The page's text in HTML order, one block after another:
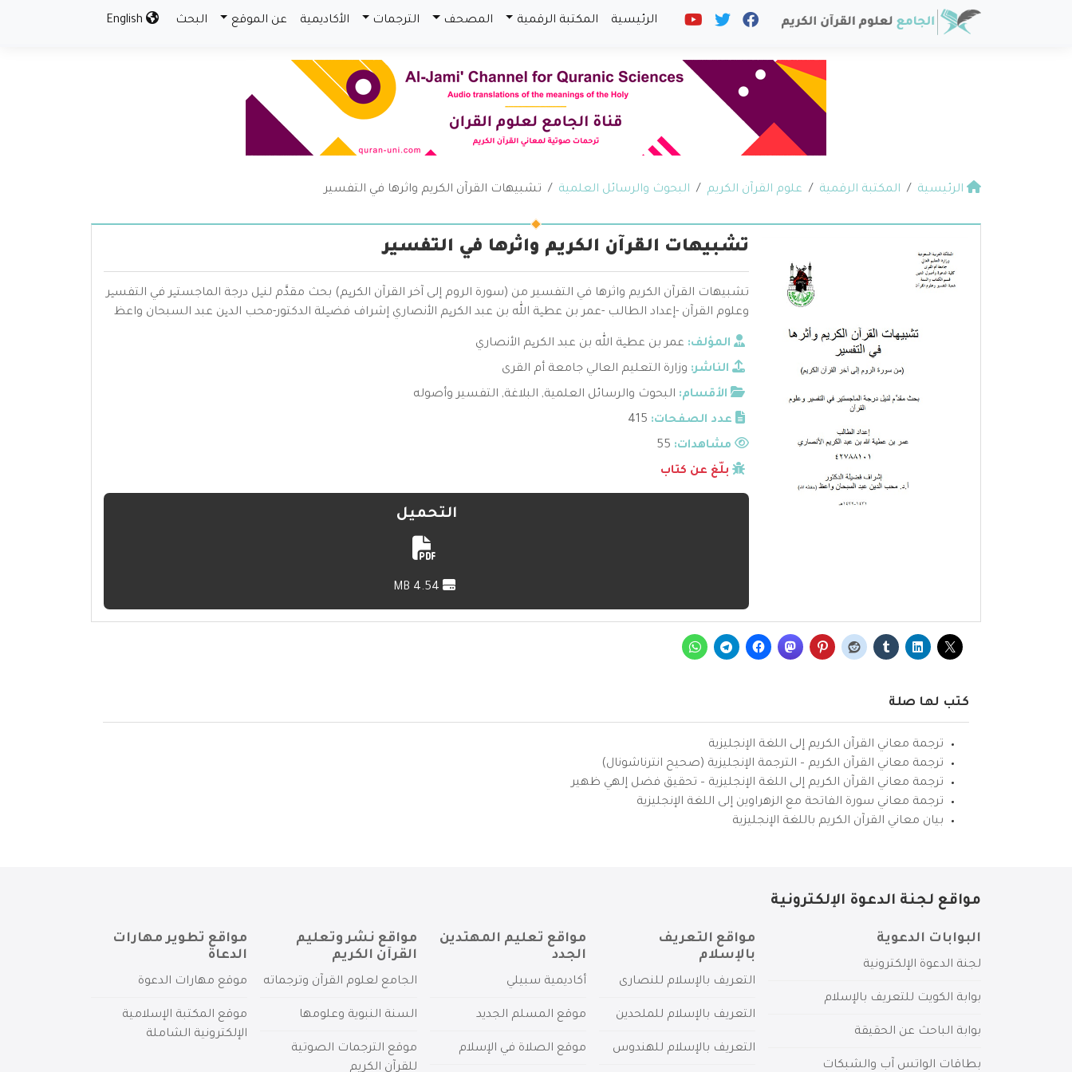
الرئيسية المكتبة الرقمية المصحف الترجمات الأكاديمية عن الموقع البحث
الرئيسية المكتبة الرقمية علوم القرآن الكريم البحوث والرسائل العلمية تشبيهات القرآن الكريم واثرها في التفسير
تشبيهات القرآن الكريم واثرها في التفسير
تشبيهات القرآن الكريم واثرها في التفسير من (سورة الروم إلى آخر القرآن الكریم) بحث مقدَّم لنیل درجة الماجستیر في التفسیر
وعلوم القرآن -إعداد الطالب -عمر بن عطیة الله بن عبد الكریم الأنصاري إشراف فضیلة الدكتور-محب الدین عبد السبحان واعظ
المؤلف: عمر بن عطیة الله بن عبد الكریم الأنصاري
الناشر: وزارة التعليم العالي جامعة أم القرى
الأقسام: البحوث والرسائل العلمية, البلاغة, التفسير وأصوله
عدد الصفحات: 415
مشاهدات:
بلّغ عن كتاب
التحميل
كتب لها صلة
ترجمة معاني القرآن الكريم إلى اللغة الإنجليزية
ترجمة معاني القرآن الكريم – الترجمة الإنجليزية (صحيح انترناشونال)
ترجمة معاني القرآن الكريم إلى اللغة الإنجليزية – تحقيق فضل إلهي ظهير
ترجمة معاني سورة الفاتحة مع الزهراوين إلى اللغة الإنجليزية
بيان معاني القرآن الكريم باللغة الإنجليزية
مواقع لجنة الدعوة الإلكترونية
البوابات الدعوية
لجنة الدعوة الإلكترونية
بوابة الكويت للتعريف بالإسلام
بوابة الباحث عن الحقيقة
بطاقات الواتس آب والشبكات
مواقع التعريف
بالإسلام
التعريف بالإسلام للنصارى
التعريف بالإسلام للملحدين
التعريف بالإسلام للهندوس
مواقع تعليم المهتدين
الجدد
أكاديمية سبيلي
موقع المسلم الجديد
موقع الصلاة في الإسلام
مواقع نشر وتعليم
القرآن الكريم
الجامع لعلوم القرآن وترجماته
السنة النبوية وعلومها
موقع الترجمات الصوتية
للقرآن الكريم
مواقع تطوير مهارات
الدعاة
موقع مهارات الدعوة
موقع المكتبة الإسلامية
الإلكترونية الشاملة